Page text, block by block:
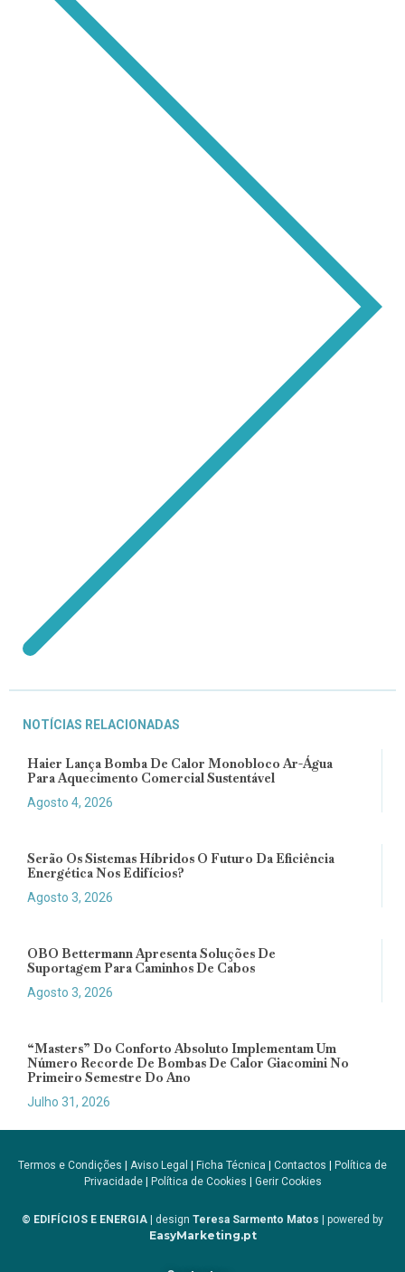
NOTÍCIAS RELACIONADAS
Haier Lança Bomba De Calor Monobloco Ar-Água
Para Aquecimento Comercial Sustentável
Agosto 4, 2026
Serão Os Sistemas Híbridos O Futuro Da Eficiência
Energética Nos Edifícios?
Agosto 3, 2026
OBO Bettermann Apresenta Soluções De
Suportagem Para Caminhos De Cabos
Agosto 3, 2026
“Masters” Do Conforto Absoluto Implementam Um
Número Recorde De Bombas De Calor Giacomini No
Primeiro Semestre Do Ano
Julho 31, 2026
Termos e Condições | Aviso Legal | Ficha Técnica | Contactos | Política de
Privacidade| Política de Cookies | Gerir Cookies
© EDIFÍCIOS E ENERGIA | design Teresa Sarmento Matos | powered by
EasyMarketing.pt